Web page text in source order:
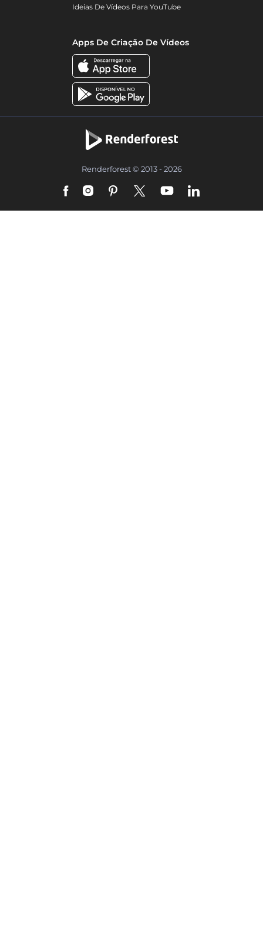
Ideias De Vídeos Para YouTube
Apps De Criação De Vídeos
Renderforest © 2013 - 2026